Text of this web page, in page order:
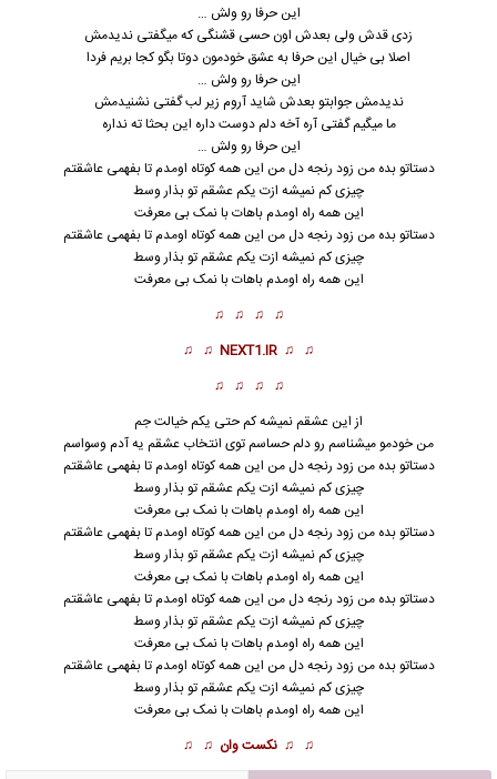
این حرفا رو ولش …
زدی قدش ولی بعدش اون حسی قشنگی که میگفتی ندیدمش
اصلا بی خیال این حرفا به عشق خودمون دوتا بگو کجا بریم فردا
این حرفا رو ولش …
ندیدمش جوابتو بعدش شاید آروم زیر لب گفتی نشنیدمش
ما میگیم گفتی آره آخه دلم دوست داره این بحثا ته نداره
این حرفا رو ولش …
دستاتو بده من زود رنجه دل من این همه کوتاه اومدم تا بفهمی عاشقتم
چیزی کم نمیشه ازت یکم عشقم تو بذار وسط
این همه راه اومدم باهات با نمک بی معرفت
دستاتو بده من زود رنجه دل من این همه کوتاه اومدم تا بفهمی عاشقتم
چیزی کم نمیشه ازت یکم عشقم تو بذار وسط
این همه راه اومدم باهاتبا نمکبی معرفت
♫ ♫ ♫ ♫
♫ ♫
NEXT1.IR
♫ ♫
♫ ♫ ♫ ♫
از این عشقم نمیشه کم حتی یکم خیالت جم
من خودمو میشناسم رو دلم حساسم توی انتخاب عشقم یه آدم وسواسم
دستاتو بده من زود رنجه دل من این همه کوتاه اومدم تا بفهمی عاشقتم
چیزی کم نمیشه ازت یکم عشقم تو بذار وسط
این همه راه اومدم باهات با نمک بی معرفت
دستاتو بده من زود رنجه دل من این همه کوتاه اومدم تا بفهمی عاشقتم
چیزی کم نمیشه ازت یکم عشقم تو بذار وسط
این همه راه اومدم باهات با نمک بی معرفت
دستاتو بده من زود رنجه دل من این همه کوتاه اومدم تا بفهمی عاشقتم
چیزی کم نمیشه ازت یکم عشقم تو بذار وسط
این همه راه اومدم باهات با نمک بی معرفت
دستاتو بده من زود رنجه دل من این همه کوتاه اومدم تا بفهمی عاشقتم
چیزی کم نمیشه ازت یکم عشقم تو بذار وسط
این همه راه اومدم باهات با نمکبی معرفت
♫ ♫ نکست وان ♫ ♫